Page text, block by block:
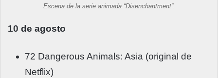
Escena de la serie animada “Disenchantment”.
10 de agosto
72 Dangerous Animals: Asia (original de
Netflix)